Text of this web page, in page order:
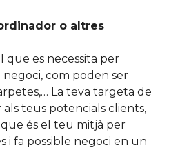
o altres
es necessita per
com poden ser
La teva targeta de
teus potencials clients,
és el teu mitjà per
i fa possible negoci en un